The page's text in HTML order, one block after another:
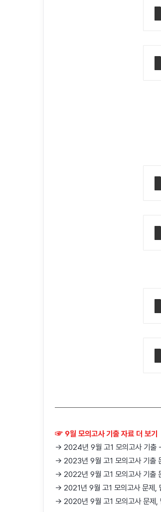
☞ 9월 모의고사 기출 자료 더 보기
→ 2024년 9월 고1 모의고사 기출
→ 2023년 9월 고1 모의고사 기출
→ 2022년 9월 고1 모의고사 기출
→ 2021년 9월 고1 모의고사 문제,
→ 2020년 9월 고1 모의고사 문제,